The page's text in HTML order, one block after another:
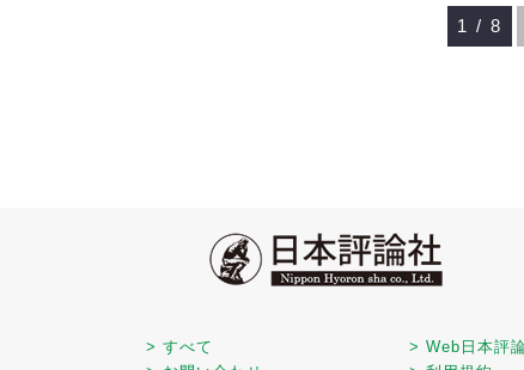
1 / 8
> すべて > Web日本評